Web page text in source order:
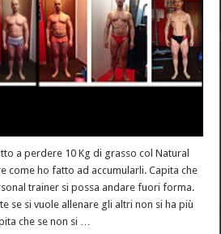
a perdere 10 Kg di grasso col Natural
come ho fatto ad accumularli. Capita che
trainer si possa andare fuori forma.
se si vuole allenare gli altri non si ha più
che se non si …